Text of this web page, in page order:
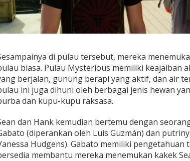
di pulau tersebut, mereka
biasa. Pulau Mysterious memiliki keajaiban
berjalan, gunung berapi yang aktif, dan air
ini juga dihuni oleh berbagai jenis hewan
dan kupu-kupu raksasa.
dan Hank kemudian bertemu dengan
(diperankan oleh Luis Guzmán) dan
Hudgens). Gabato memiliki
membantu mereka menemukan kakek